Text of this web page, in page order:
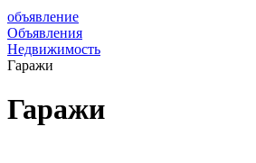
объявление
Объявления
Недвижимость
Гаражи
Гаражи